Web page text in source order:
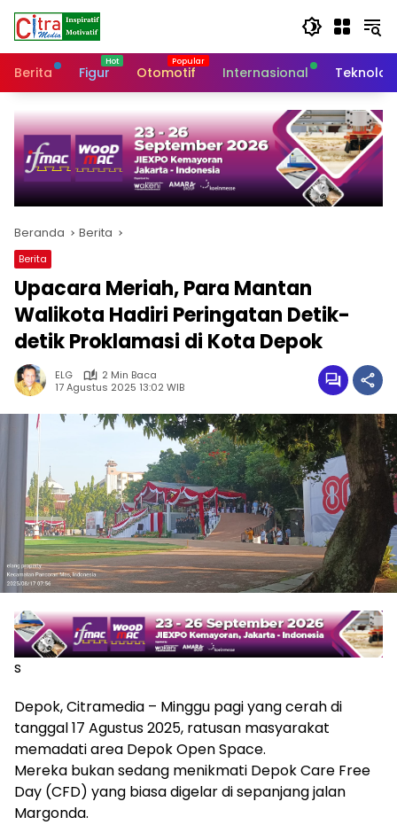
Langsung
konten
Berita
Figur Otomotif Internasional
Beranda Berita
Berita
Upacara Meriah, Para Mantan
Walikota Hadiri Peringatan Detik-
detik Proklamasi di Kota Depok
ELG
2 Min Baca
17 Agustus 2025 13:02 WIB
s
Depok, Citramedia – Minggu pagi yang cerah di
tanggal 17 Agustus 2025, ratusan masyarakat
memadati area Depok Open Space.
Mereka bukan sedang menikmati Depok Care Free
Day (CFD) yang biasa digelar di sepanjang jalan
Margonda.